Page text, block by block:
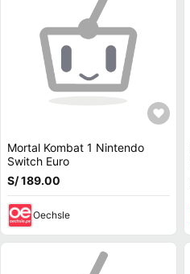
Mortal Kombat 1 Nintendo
Switch Euro
S/ 189.00
Oechsle